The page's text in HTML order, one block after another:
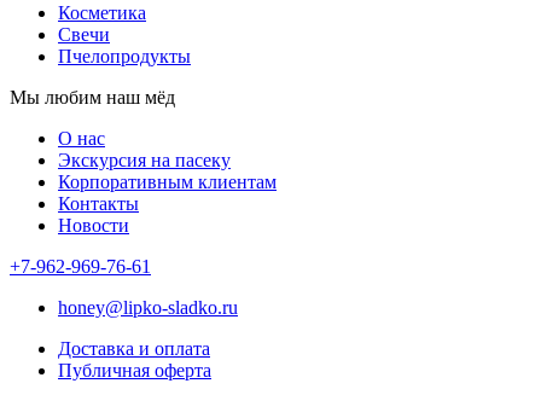
Косметика
Свечи
Пчелопродукты
Мы любим наш мёд
О нас
Экскурсия на пасеку
Корпоративным клиентам
Контакты
Новости
+7-962-969-76-61
honey@lipko-sladko.ru
Доставка и оплата
Публичная оферта